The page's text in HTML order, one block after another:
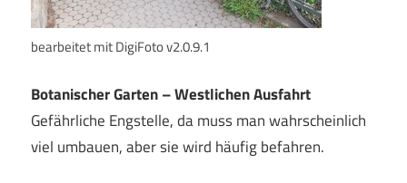
bearbeitet mit DigiFoto v2.0.9.1
Botanischer Garten – Westlichen Ausfahrt
Gefährliche Engstelle, da muss man wahrscheinlich
viel umbauen, aber sie wird häufig befahren.